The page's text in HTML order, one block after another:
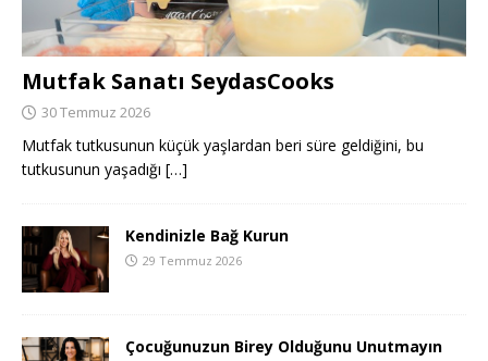
Mutfak Sanatı SeydasCooks
30 Temmuz 2026
Mutfak tutkusunun küçük yaşlardan beri süre geldiğini, bu
tutkusunun yaşadığı […]
Kendinizle Bağ Kurun
29 Temmuz 2026
Çocuğunuzun Birey Olduğunu Unutmayın